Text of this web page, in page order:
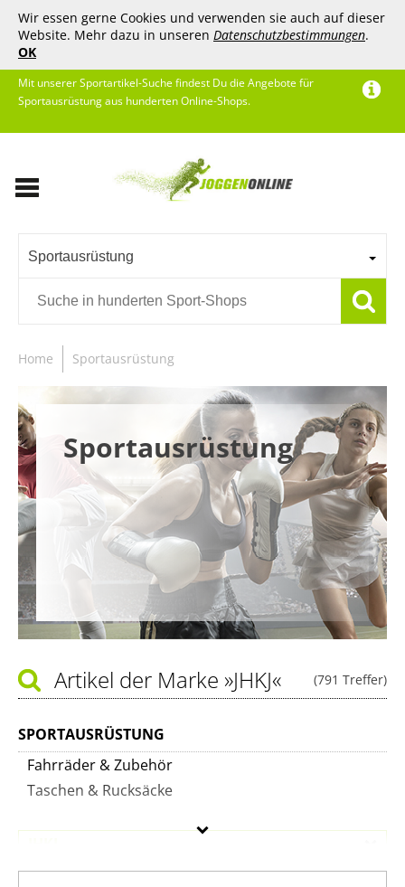
Wir essen gerne Cookies und verwenden sie auch auf dieser
Website. Mehr dazu in unseren Datenschutzbestimmungen.
OK
Mit unserer Sportartikel-Suche findest Du die Angebote für
Sportausrüstung aus hunderten Online-Shops.
Sportausrüstung
Home Sportausrüstung
Sportausrüstung
(791 Treffer)
Artikel der Marke »JHKJ«
SPORTAUSRÜSTUNG
Fahrräder & Zubehör
Taschen & Rucksäcke